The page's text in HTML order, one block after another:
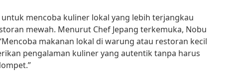
untuk mencoba kuliner lokal yang lebih terjangkau
mewah. Menurut Chef Jepang terkemuka, Nobu
makanan lokal di warung atau restoran kecil
pengalaman kuliner yang autentik tanpa harus